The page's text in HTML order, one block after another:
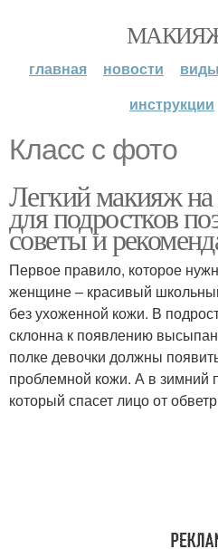
главная новости
инструкции
Класс с фото
Легкий макияж
для подростков
советы и
Первое правило, которое
женщине – красивый
без ухоженной кожи. В
склонна к появлению
полке девочки должны
проблемной кожи. А в зимний
который спасет лицо от